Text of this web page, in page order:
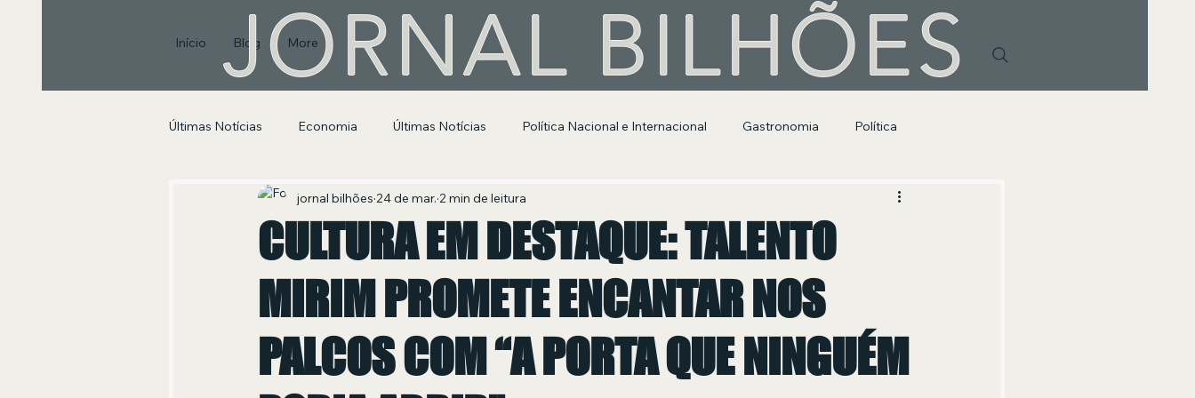
Início Blog More
JORNAL BILHÕES
Últimas Notícias Economia Últimas Notícias Política Nacional e Internacional Gastronomia Política
Segurança Pública e Social Segurança Pública
CULTURA EM DESTAQUE: TALENTO
MIRIM PROMETE ENCANTAR NOS
PALCOS COM “A PORTA QUE NINGUÉM
jornal bilhões 24 de mar. 2 min de leitura